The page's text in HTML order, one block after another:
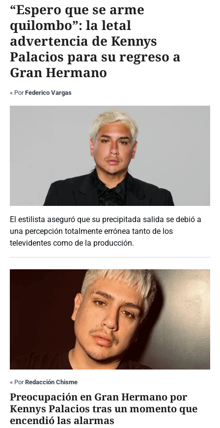
“Espero que se arme
quilombo”: la letal
advertencia de Kennys
Palacios para su regreso a
Gran Hermano
« PorFederico Vargas
El estilista aseguró que su precipitada salida se debió a
una percepción totalmente errónea tanto de los
televidentes como de la producción.
« PorRedacción Chisme
Preocupación en Gran Hermano por
Kennys Palacios tras un momento que
encendió las alarmas